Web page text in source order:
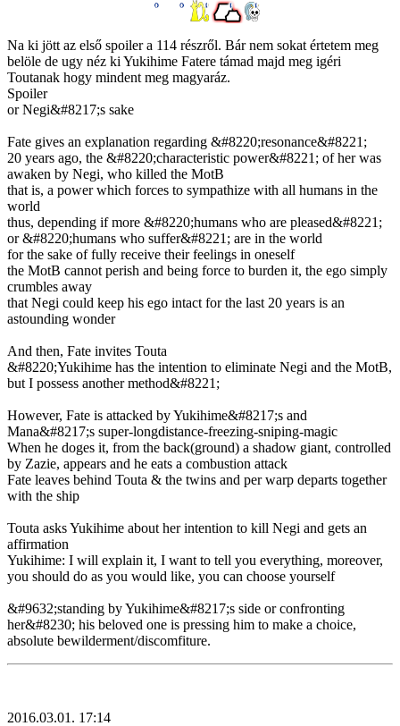
Na ki jött az első spoiler a 114 részről. Bár nem sokat értetem meg
belöle de ugy néz ki Yukihime Fatere támad majd meg igéri
Toutanak hogy mindent meg magyaráz.
Spoiler
or Negi&#8217;s sake
Fate gives an explanation regarding &#8220;resonance&#8221;
20 years ago, the &#8220;characteristic power&#8221; of her was
awaken by Negi, who killed the MotB
that is, a power which forces to sympathize with all humans in the
world
thus, depending if more &#8220;humans who are pleased&#8221;
or &#8220;humans who suffer&#8221; are in the world
for the sake of fully receive their feelings in oneself
the MotB cannot perish and being force to burden it, the ego simply
crumbles away
that Negi could keep his ego intact for the last 20 years is an
astounding wonder
And then, Fate invites Touta
&#8220;Yukihime has the intention to eliminate Negi and the MotB,
but I possess another method&#8221;
However, Fate is attacked by Yukihime&#8217;s and
Mana&#8217;s super-longdistance-freezing-sniping-magic
When he doges it, from the back(ground) a shadow giant, controlled
by Zazie, appears and he eats a combustion attack
Fate leaves behind Touta & the twins and per warp departs together
with the ship
Touta asks Yukihime about her intention to kill Negi and gets an
affirmation
Yukihime: I will explain it, I want to tell you everything, moreover,
you should do as you would like, you can choose yourself
&#9632;standing by Yukihime&#8217;s side or confronting
her&#8230; his beloved one is pressing him to make a choice,
absolute bewilderment/discomfiture.
2016.03.01. 17:14